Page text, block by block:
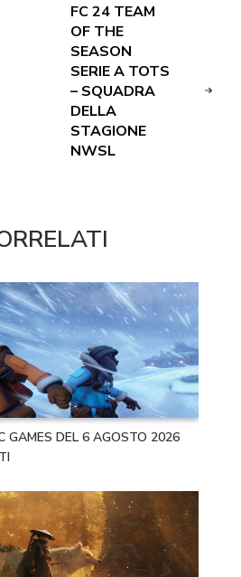
FC 24 TEAM
OF THE
SEASON
SERIE A TOTS
– SQUADRA
DELLA
STAGIONE
NWSL
GAMES DEL 6 AGOSTO 2026